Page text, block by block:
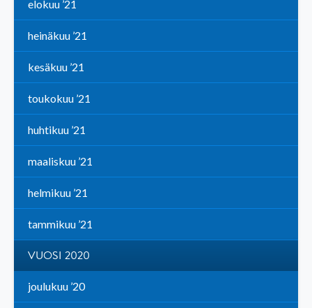
elokuu ’21
heinäkuu ’21
kesäkuu ’21
toukokuu ’21
huhtikuu ’21
maaliskuu ’21
helmikuu ’21
tammikuu ’21
VUOSI 2020
joulukuu ’20